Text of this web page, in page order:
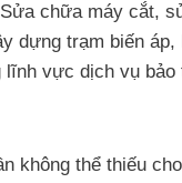
chữa máy cắt,
dựng trạm biến
lĩnh vực dịch vụ
không thể thiếu